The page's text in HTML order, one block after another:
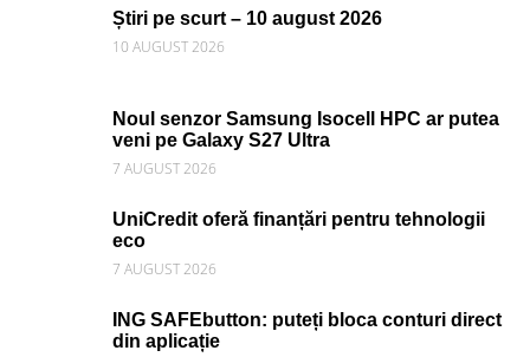
Știri pe scurt – 10 august 2026
10 AUGUST 2026
Noul senzor Samsung Isocell HPC ar putea
veni pe Galaxy S27 Ultra
7 AUGUST 2026
UniCredit oferă finanțări pentru tehnologii
eco
7 AUGUST 2026
ING SAFEbutton: puteți bloca conturi direct
din aplicație